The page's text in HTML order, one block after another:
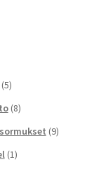
(5)
(8)
(9)
(1)